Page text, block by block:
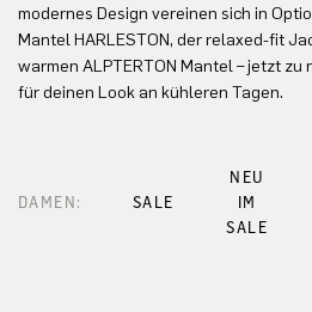
modernes Design vereinen sich in
Mantel HARLESTON, der relaxed-fit
warmen ALPTERTON Mantel – jetzt zu
für deinen Look an kühleren Tagen.
DAMEN: SALE
NEU
IM
SALE